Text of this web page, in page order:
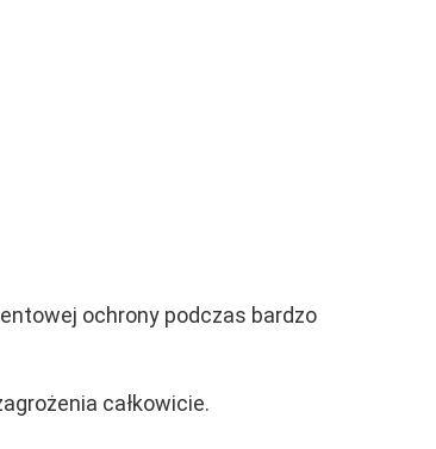
ochrony podczas bardzo
całkowicie.